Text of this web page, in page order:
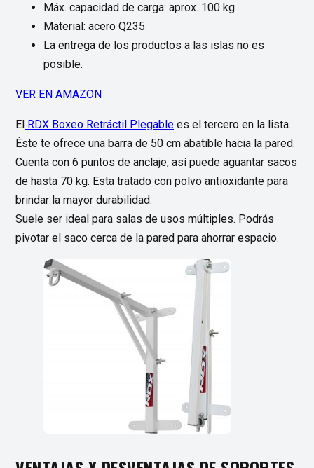
Máx. capacidad de carga: aprox. 100 kg
Material: acero Q235
La entrega de los productos a las islas no es
posible.
VER EN AMAZON
El RDX Boxeo Retráctil Plegable es el tercero en la lista.
Éste te ofrece una barra de 50 cm abatible hacia la pared.
Cuenta con 6 puntos de anclaje, así puede aguantar sacos
de hasta 70 kg. Esta tratado con polvo antioxidante para
brindar la mayor durabilidad.
Suele ser ideal para salas de usos múltiples. Podrás
pivotar el saco cerca de la pared para ahorrar espacio.